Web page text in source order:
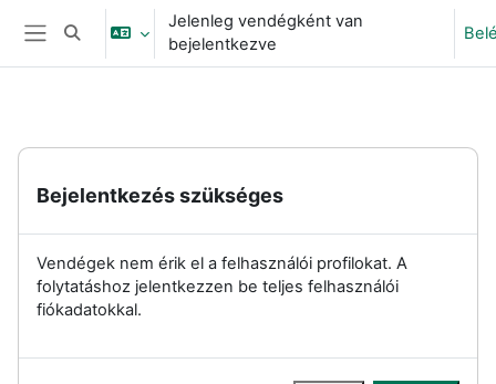
Tovább a fő tartalomhoz
Oldalpanel
Keresési bemeneti adatok váltása
Jelenleg vendégként van
bejelentkezve
Bejelentkezés szükséges
Vendégek nem érik el a felhasználói profilokat. A
folytatáshoz jelentkezzen be teljes felhasználói
fiókadatokkal.